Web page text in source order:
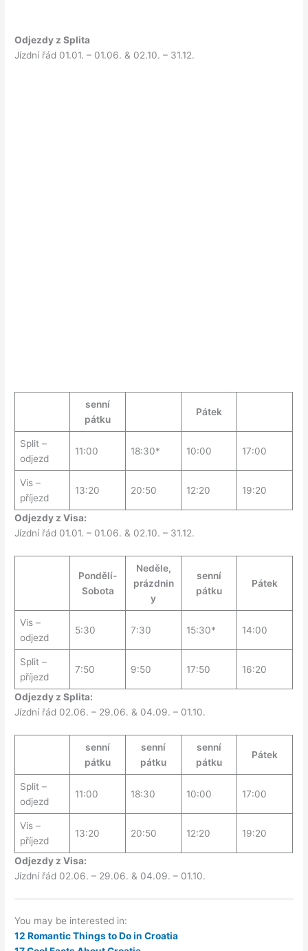
Odjezdy z Splita
Jízdní řád 01.01. – 01.06. & 02.10. – 31.12.
senní
pátku
Pátek
Split –
odjezd
11:00 18:30* 10:00 17:00
Vis –
příjezd
13:20 20:50 12:20 19:20
Odjezdy z Visa:
Jízdní řád 01.01. – 01.06. & 02.10. – 31.12.
Pondělí-
Sobota
Neděle,
prázdnin
y
senní
pátku
Pátek
Vis –
odjezd
5:30 7:30 15:30* 14:00
Split –
příjezd
7:50 9:50 17:50 16:20
Odjezdy z Splita:
Jízdní řád 02.06. – 29.06. & 04.09. – 01.10.
senní
pátku
senní
pátku
senní
pátku
Pátek
Split –
odjezd
11:00 18:30 10:00 17:00
Vis –
příjezd
13:20 20:50 12:20 19:20
Odjezdy z Visa:
Jízdní řád 02.06. – 29.06. & 04.09. – 01.10.
You may be interested in:
12 Romantic Things to Do in Croatia